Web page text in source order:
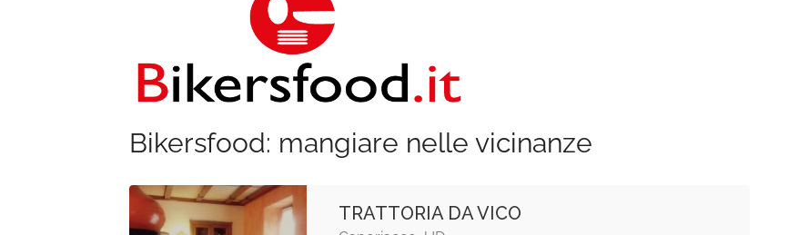
Bikersfood: mangiare nelle vicinanze
TRATTORIA DA VICO